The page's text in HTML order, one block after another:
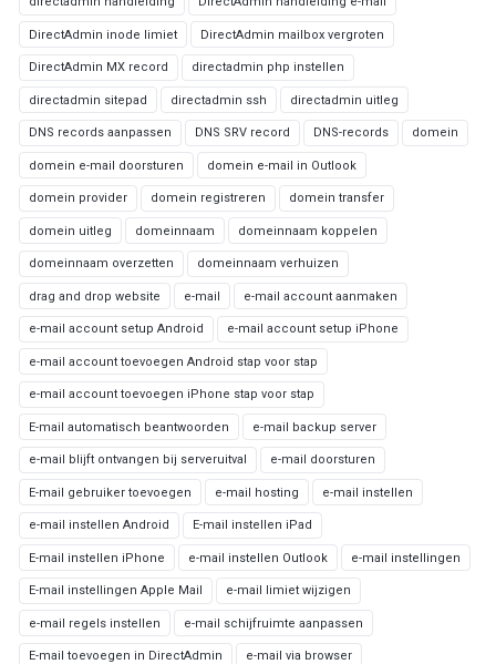
DirectAdmin inode limiet DirectAdmin mailbox vergroten
DirectAdmin MX record directadmin php instellen
directadmin sitepad directadmin ssh directadmin uitleg
DNS records aanpassen DNS SRV record DNS-records domein
domein e-mail doorsturen domein e-mail in Outlook
domein provider domein registreren domein transfer
domein uitleg domeinnaam domeinnaam koppelen
domeinnaam overzetten domeinnaam verhuizen
drag and drop website e-mail e-mail account aanmaken
e-mail account setup Android e-mail account setup iPhone
e-mail account toevoegen Android stap voor stap
e-mail account toevoegen iPhone stap voor stap
E-mail automatisch beantwoorden e-mail backup server
e-mail blijft ontvangen bij serveruitval e-mail doorsturen
E-mail gebruiker toevoegen e-mail hosting e-mail instellen
e-mail instellen Android E-mail instellen iPad
E-mail instellen iPhone e-mail instellen Outlook e-mail instellingen
E-mail instellingen Apple Mail e-mail limiet wijzigen
e-mail regels instellen e-mail schijfruimte aanpassen
E-mail toevoegen in DirectAdmin e-mail via browser